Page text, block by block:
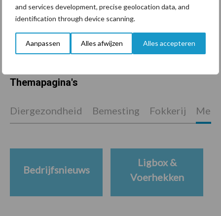
and services development, precise geolocation data, and
identification through device scanning.
Aanpassen Alles afwijzen Alles accepteren
“Vraag naar praktische
hygieneoplossingen is in
Themapagina's
Diergezondheid Bemesting Fokkerij
Bedrijfsnieuws
Ligbox &
Voerhekken